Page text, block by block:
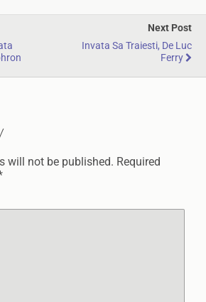
Next Post
Invata Sa Traiesti, De Luc
Ferry
will not be published. Required